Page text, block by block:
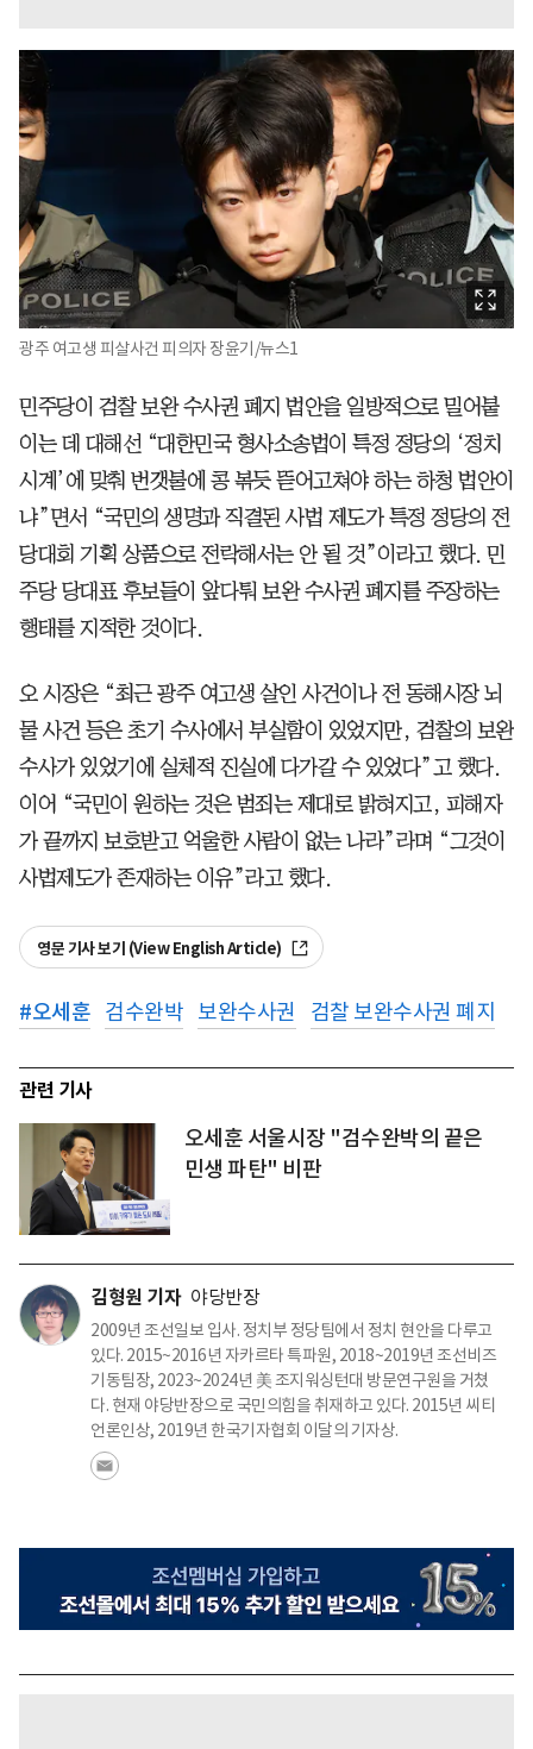
광주 여고생 피살사건 피의자 장윤기/뉴스1
민주당이 검찰 보완 수사권 폐지 법안을 일방적으로 밀어붙
이는 데 대해선 “대한민국 형사소송법이 특정 정당의 ‘정치
시계’에 맞춰 번갯불에 콩 볶듯 뜯어고쳐야 하는 하청 법안이
냐”면서 “국민의 생명과 직결된 사법 제도가 특정 정당의 전
당대회 기획 상품으로 전락해서는 안 될 것”이라고 했다. 민
주당 당대표 후보들이 앞다퉈 보완 수사권 폐지를 주장하는
행태를 지적한 것이다.
오 시장은 “최근 광주 여고생 살인 사건이나 전 동해시장 뇌
물 사건 등은 초기 수사에서 부실함이 있었지만, 검찰의 보완
수사가 있었기에 실체적 진실에 다가갈 수 있었다”고 했다.
이어 “국민이 원하는 것은 범죄는 제대로 밝혀지고, 피해자
가 끝까지 보호받고 억울한 사람이 없는 나라”라며 “그것이
사법제도가 존재하는 이유”라고 했다.
영문 기사 보기 (View English Article)
#오세훈 검수완박 보완수사권 검찰 보완수사권 폐지
관련 기사
오세훈 서울시장 "검수완박의 끝은
민생 파탄" 비판
김형원 기자 야당반장
2009년 조선일보 입사. 정치부 정당팀에서 정치 현안을 다루고
있다. 2015~2016년 자카르타 특파원, 2018~2019년 조선비즈
기동팀장, 2023~2024년 美 조지워싱턴대 방문연구원을 거쳤
다. 현재 야당반장으로 국민의힘을 취재하고 있다. 2015년 씨티
언론인상, 2019년 한국기자협회 이달의 기자상.